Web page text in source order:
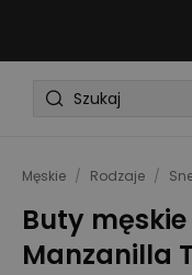
Męskie / Rodzaje /
Buty
Manzanilla